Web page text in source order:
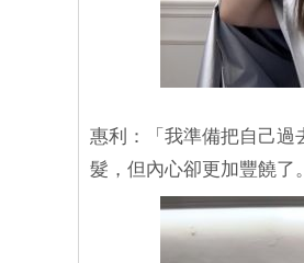
惠利：「我準備把自己過
髮，但內心卻更加豐饒了